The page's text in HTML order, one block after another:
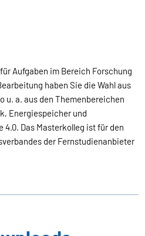
Aufgaben im Bereich Forschung
haben Sie die Wahl aus
u. a. aus den Themenbereichen
Energiespeicher und
Das Masterkolleg ist für den
der Fernstudienanbieter